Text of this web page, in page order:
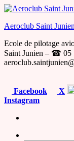
Skip
the
Aeroclub Saint Junien
Ecole de pilotage
Saint Junien – ☎ 05
Facebook X
Instagram